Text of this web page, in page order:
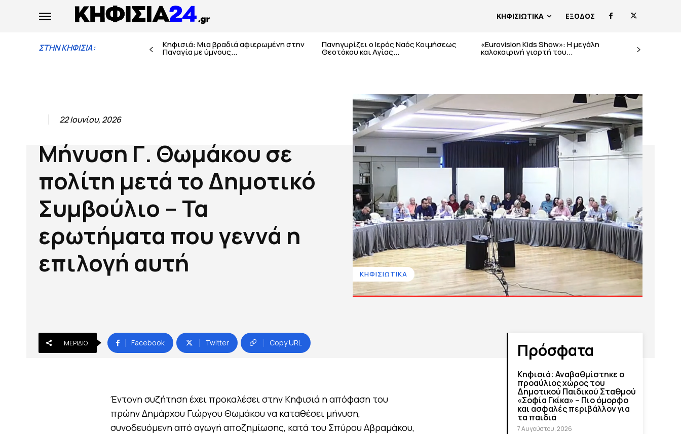
ΚΗΦΙΣΙΩΤΙΚΑ ΕΞΟΔΟΣ
ΣΤΗΝ ΚΗΦΙΣΙΑ: Κηφισιά: Μια βραδιά αφιερωμένη στην
Παναγία με ύμνους...
Πανηγυρίζει ο Ιερός Ναός Κοιμήσεως
Θεοτόκου και Αγίας...
«Eurovision Kids Show»: Η μεγάλη
καλοκαιρινή γιορτή του...
22 Ιουνίου, 2026
Μήνυση Γ. Θωμάκου σε
πολίτη μετά το Δημοτικό
Συμβούλιο – Τα
ερωτήματα που γεννά η
επιλογή αυτή
ΚΗΦΙΣΙΩΤΙΚΑ
ΜΕΡΊΔΙΟ Facebook Twitter Copy URL
Έντονη συζήτηση έχει προκαλέσει στην Κηφισιά η απόφαση του
πρώην Δημάρχου Γιώργου Θωμάκου να καταθέσει μήνυση,
συνοδευόμενη από αγωγή αποζημίωσης, κατά του Σπύρου Αβραμάκου,
Πρόσφατα
Κηφισιά: Αναβαθμίστηκε ο
προαύλιος χώρος του
Δημοτικού Παιδικού Σταθμού
«Σοφία Γκίκα» – Πιο όμορφο
και ασφαλές περιβάλλον για
τα παιδιά
7 Αυγούστου, 2026